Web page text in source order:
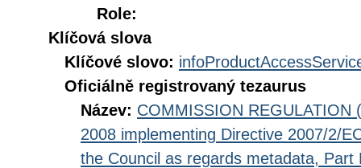
Role:
Klíčová slova
Klíčové slovo:
Oficiálně registrovaný tezaurus
Název: COMMISSION REGULATION
2008 implementing Directive 2007/2/
the Council as regards metadata,